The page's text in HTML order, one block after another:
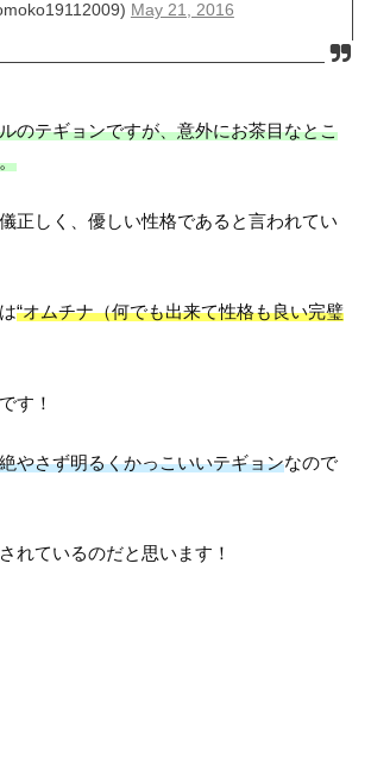
May 21, 2016
のテギョンですが、意外にお茶目なとこ
正しく、優しい性格であると言われてい
“オムチナ（何でも出来て性格も良い完璧
す！
やさず明るくかっこいいテギョンなので
れているのだと思います！